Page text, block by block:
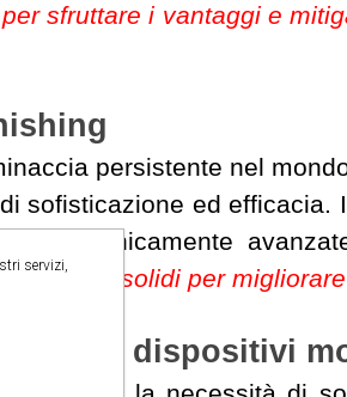
sfruttare i vantaggi e
persistente nel
sofisticazione ed efficacia.
e tecnicamente
solidi per
dei dispositivi
servizi,